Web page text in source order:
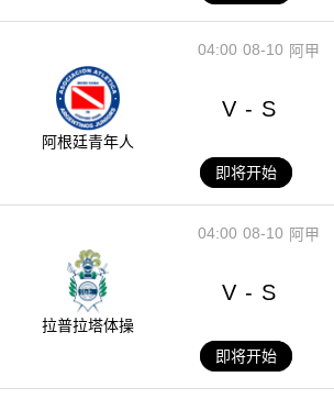
08-10
04:00 阿甲
阿根廷青年人
V - S
即将开始
08-10
04:00 阿甲
拉普拉塔体操
V - S
即将开始